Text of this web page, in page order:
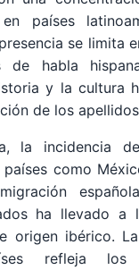
países
se limita
de habla
y la cultura
de los
la incidencia
como
ha llevado a
origen ibérico.
refleja los